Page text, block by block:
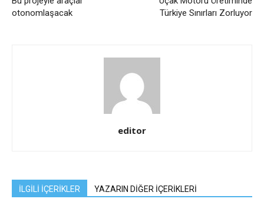
otonomlaşacak
Türkiye Sınırları Zorluyor
editor
İLGİLİ İÇERİKLER YAZARIN DİĞER İÇERİKLERİ